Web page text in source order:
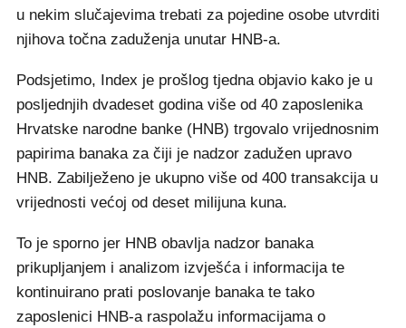
u nekim slučajevima trebati za pojedine osobe utvrditi
njihova točna zaduženja unutar HNB-a.
Podsjetimo, Index je prošlog tjedna objavio kako je u
posljednjih dvadeset godina više od 40 zaposlenika
Hrvatske narodne banke (HNB) trgovalo vrijednosnim
papirima banaka za čiji je nadzor zadužen upravo
HNB. Zabilježeno je ukupno više od 400 transakcija u
vrijednosti većoj od deset milijuna kuna.
To je sporno jer HNB obavlja nadzor banaka
prikupljanjem i analizom izvješća i informacija te
kontinuirano prati poslovanje banaka te tako
zaposlenici HNB-a raspolažu informacijama o